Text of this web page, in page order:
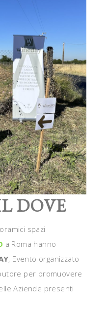
DOVE
spazi
a Roma hanno
, Evento organizzato
per promuovere
Aziende presenti